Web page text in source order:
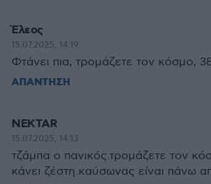
Έλεος
15.07.2025, 14:19
Φτάνει πια, τρομάζετε τον κόσμο,
ΑΠΑΝΤΗΣΗ
NEKTAR
15.07.2025, 14:13
τζάμπα ο πανικός.τρομάζετε τον
κάνει ζέστη.καύσωνας είναι πάνω